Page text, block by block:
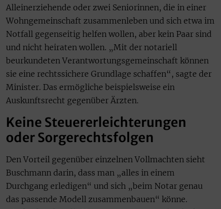
Alleinerziehende oder zwei Seniorinnen, die in einer
Wohngemeinschaft zusammenleben und sich etwa im
Notfall gegenseitig helfen wollen, aber kein Paar sind
und nicht heiraten wollen. „Mit der notariell
beurkundeten Verantwortungsgemeinschaft können
sie eine rechtssichere Grundlage schaffen“, sagte der
Minister. Das ermögliche beispielsweise ein
Auskunftsrecht gegenüber Ärzten.
Keine Steuererleichterungen
oder Sorgerechtsfolgen
Den Vorteil gegenüber einzelnen Vollmachten sieht
Buschmann darin, dass man „alles in einem
Durchgang erledigen“ und sich „beim Notar genau
das passende Modell zusammenbauen“ könne.